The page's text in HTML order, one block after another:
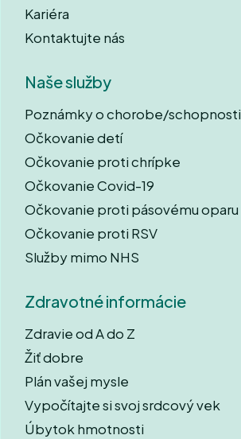
Kariéra
Kontaktujte nás
Naše služby
Poznámky o chorobe/schopnosti
Očkovanie detí
Očkovanie proti chrípke
Očkovanie Covid-19
Očkovanie proti pásovému oparu
Očkovanie proti RSV
Služby mimo NHS
Zdravotné informácie
Zdravie od A do Z
Žiť dobre
Plán vašej mysle
Vypočítajte si svoj srdcový vek
Úbytok hmotnosti